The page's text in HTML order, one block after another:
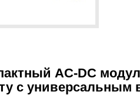
AC-DC
с универсальным